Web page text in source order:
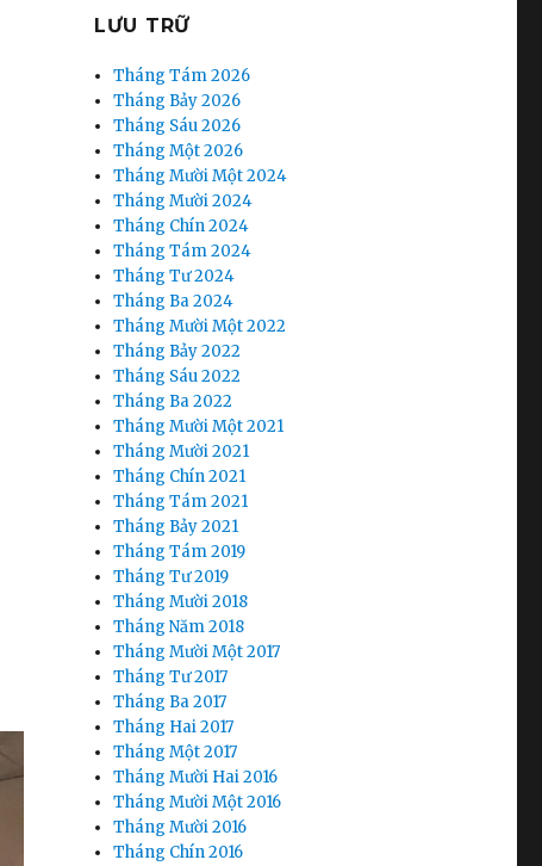
LƯU TRỮ
Tháng Tám 2026
Tháng Bảy 2026
Tháng Sáu 2026
Tháng Một 2026
Tháng Mười Một 2024
Tháng Mười 2024
Tháng Chín 2024
Tháng Tám 2024
Tháng Tư 2024
Tháng Ba 2024
Tháng Mười Một 2022
Tháng Bảy 2022
Tháng Sáu 2022
Tháng Ba 2022
Tháng Mười Một 2021
Tháng Mười 2021
Tháng Chín 2021
Tháng Tám 2021
Tháng Bảy 2021
Tháng Tám 2019
Tháng Tư 2019
Tháng Mười 2018
Tháng Năm 2018
Tháng Mười Một 2017
Tháng Tư 2017
Tháng Ba 2017
Tháng Hai 2017
Tháng Một 2017
Tháng Mười Hai 2016
Tháng Mười Một 2016
Tháng Mười 2016
Tháng Chín 2016